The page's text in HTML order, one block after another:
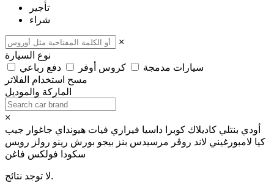
تأجير
شراء
×
نوع السيارة
سيارات مدمجة
كروس أوفر
دفع رباعي
مسح استخدام الفلاتر
الماركة والموديل
×
أودي بنتلي كاديلاك كوبرا داسيا فيراري فيات هيونداي جاغوار جيب
كيا لامبورغيني لاند روڤر مرسيدس بنز بيجو بورش رينو رولز رويس
سكودا فولكس فاغن
لا توجد نتائج.